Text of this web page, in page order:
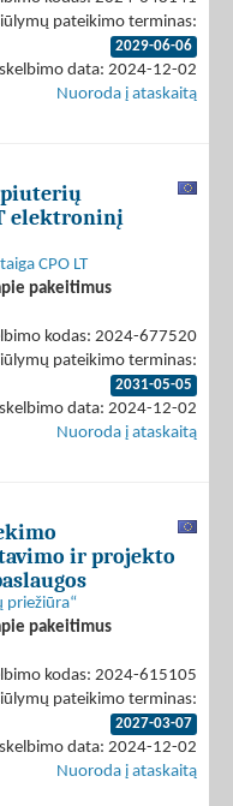
pateikimo terminas:
2029-06-06
data: 2024-12-02
Nuoroda į ataskaitą
elektroninį
CPO LT
pakeitimus
kodas: 2024-677520
pateikimo terminas:
2031-05-05
data: 2024-12-02
Nuoroda į ataskaitą
ir projekto
priežiūra“
pakeitimus
kodas: 2024-615105
pateikimo terminas:
2027-03-07
data: 2024-12-02
Nuoroda į ataskaitą